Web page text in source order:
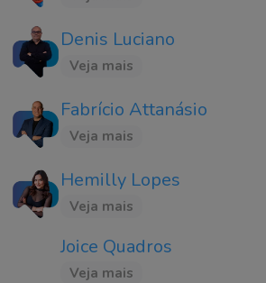
Denis Luciano
Veja mais
Fabrício Attanásio
Veja mais
Hemilly Lopes
Veja mais
Joice Quadros
Veja mais